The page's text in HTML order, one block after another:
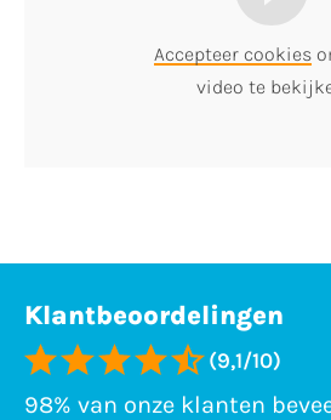
Accepteer cookies
video te
Klantbeoordelingen
(9,1/10)
98% van onze klanten